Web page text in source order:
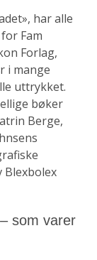
har alle
Fam
Forlag,
i mange
uttrykket.
bøker
Berge,
Blexbolex
som varer